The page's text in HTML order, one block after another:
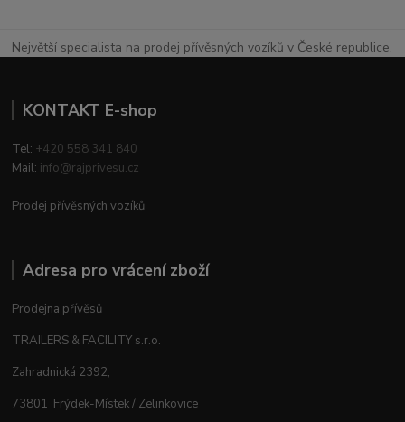
Největší specialista na prodej přívěsných vozíků v České republice.
KONTAKT E-shop
Tel: +420 558 341 840
Mail: info@rajprivesu.cz
Prodej přívěsných vozíků
Adresa pro vrácení zboží
Prodejna přívěsů
TRAILERS & FACILITY s.r.o.
Zahradnická 2392,
73801 Frýdek-Místek / Zelinkovice